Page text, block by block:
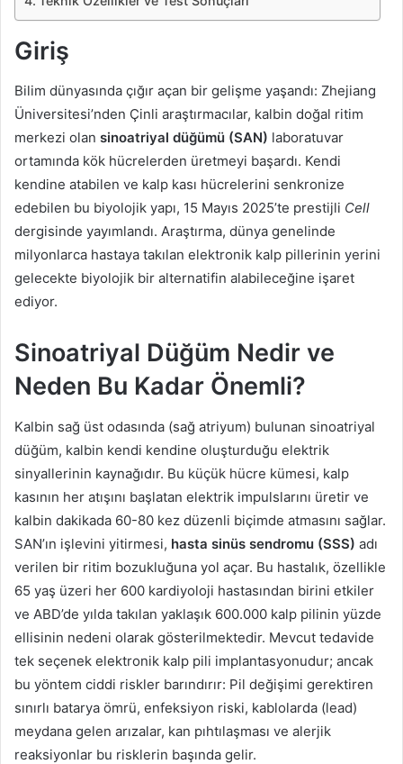
Giriş
Bilim dünyasında çığır açan bir gelişme yaşandı: Zhejiang
Üniversitesi’nden Çinli araştırmacılar, kalbin doğal ritim
merkezi olan sinoatriyal düğümü (SAN) laboratuvar
ortamında kök hücrelerden üretmeyi başardı. Kendi
kendine atabilen ve kalp kası hücrelerini senkronize
edebilen bu biyolojik yapı, 15 Mayıs 2025’te prestijli Cell
dergisinde yayımlandı. Araştırma, dünya genelinde
milyonlarca hastaya takılan elektronik kalp pillerinin yerini
gelecekte biyolojik bir alternatifin alabileceğine işaret
ediyor.
Sinoatriyal Düğüm Nedir ve
Neden Bu Kadar Önemli?
Kalbin sağ üst odasında (sağ atriyum) bulunan sinoatriyal
düğüm, kalbin kendi kendine oluşturduğu elektrik
sinyallerinin kaynağıdır. Bu küçük hücre kümesi, kalp
kasının her atışını başlatan elektrik impulslarını üretir ve
kalbin dakikada 60-80 kez düzenli biçimde atmasını sağlar.
SAN’ın işlevini yitirmesi, hasta sinüs sendromu (SSS) adı
verilen bir ritim bozukluğuna yol açar. Bu hastalık, özellikle
65 yaş üzeri her 600 kardiyoloji hastasından birini etkiler
ve ABD’de yılda takılan yaklaşık 600.000 kalp pilinin yüzde
ellisinin nedeni olarak gösterilmektedir. Mevcut tedavide
tek seçenek elektronik kalp pili implantasyonudur; ancak
bu yöntem ciddi riskler barındırır: Pil değişimi gerektiren
sınırlı batarya ömrü, enfeksiyon riski, kablolarda (lead)
meydana gelen arızalar, kan pıhtılaşması ve alerjik
reaksiyonlar bu risklerin başında gelir.